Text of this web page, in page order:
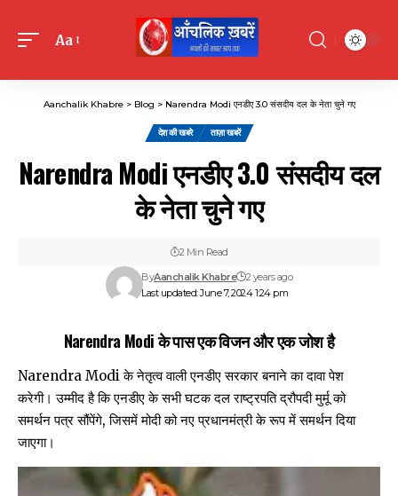
Font
Aa
Aanchalik Khabre> Blog > Narendra Modi एनडीए 3.0 संसदीय दल के नेता चुने गए
देश की खबरे ताज़ा खबरें
Narendra Modi एनडीए 3.0 संसदीय दल
के नेता चुने गए
Last updated: June 7, 2024 1:24 pm
ByAanchalik Khabre 2 years ago
2 Min Read
Narendra Modi के पास एक विजन और एक जोश है
Narendra Modi के नेतृत्व वाली एनडीए सरकार बनाने का दावा पेश
करेगी। उम्मीद है कि एनडीए के सभी घटक दल राष्ट्रपति द्रौपदी मुर्मू को
समर्थन पत्र सौंपेंगे, जिसमें मोदी को नए प्रधानमंत्री के रूप में समर्थन दिया
जाएगा।